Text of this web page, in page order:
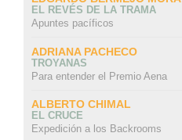
EL REVÉS DE LA TRAMA
Apuntes pacíficos
ADRIANA PACHECO
TROYANAS
Para entender el Premio Aena
ALBERTO CHIMAL
EL CRUCE
Expedición a los Backrooms